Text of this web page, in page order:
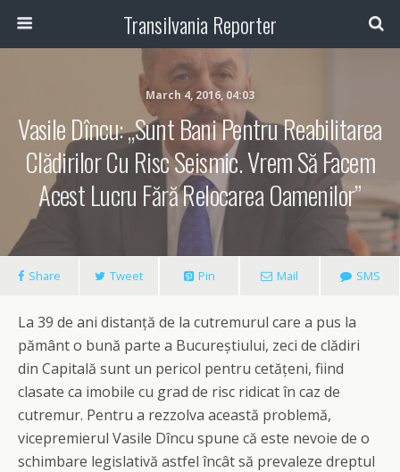
Transilvania Reporter
March 4, 2016, 04:03
Vasile Dîncu: „Sunt Bani Pentru Reabilitarea
Clădirilor Cu Risc Seismic. Vrem Să Facem
Acest Lucru Fără Relocarea Oamenilor”
Share Tweet Pin Mail SMS
La 39 de ani distanță de la cutremurul care a pus la
pământ o bună parte a Bucureștiului, zeci de clădiri
din Capitală sunt un pericol pentru cetățeni, fiind
clasate ca imobile cu grad de risc ridicat în caz de
cutremur. Pentru a rezzolva această problemă,
vicepremierul Vasile Dîncu spune că este nevoie de o
schimbare legislativă astfel încât să prevaleze dreptul